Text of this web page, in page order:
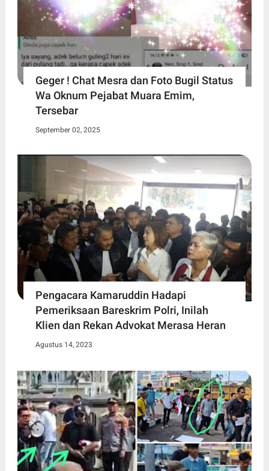
Geger ! Chat Mesra dan Foto Bugil Status
Wa Oknum Pejabat Muara Emim,
Tersebar
September 02, 2025
Pengacara Kamaruddin Hadapi
Pemeriksaan Bareskrim Polri, Inilah
Klien dan Rekan Advokat Merasa Heran
Agustus 14, 2023